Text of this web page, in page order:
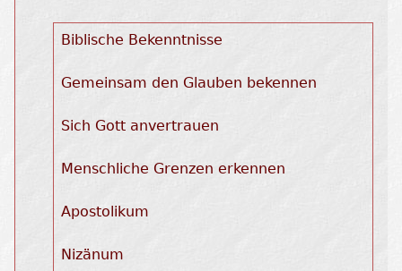
Biblische Bekenntnisse
Gemeinsam den Glauben bekennen
Sich Gott anvertrauen
Menschliche Grenzen erkennen
Apostolikum
Nizänum